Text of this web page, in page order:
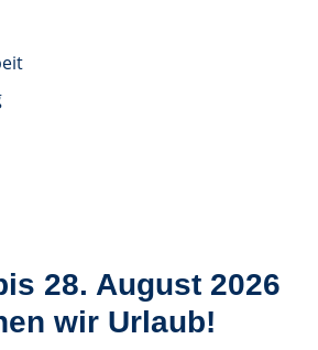
28. August 2026
wir Urlaub!